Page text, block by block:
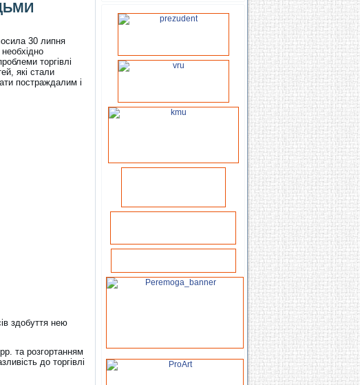
30 липня
торгівлі
які стали
постраждалим і
здобуття нею
та розгортанням
до торгівлі